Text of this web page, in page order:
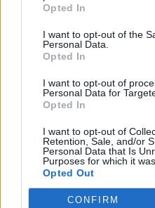
Opted In
I want to opt-out of the
Personal Data.
Opted In
I want to opt-out of
Personal Data for
Opted In
I want to opt-out of
Retention, Sale, and/or
Personal Data that Is
Purposes for which it
Opted Out
CONFIRM
Οι συλληφθέντες θα
αρμόδιους κατά τόπο
Οι δράσεις αυτές,
αποσκοπούν στην
συνεχιστούν με
σε όλες τις περιοχές
Πελοποννήσου.